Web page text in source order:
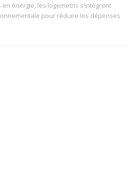
énergie, les logemetns s’intègrent
pour réduire les dépenses